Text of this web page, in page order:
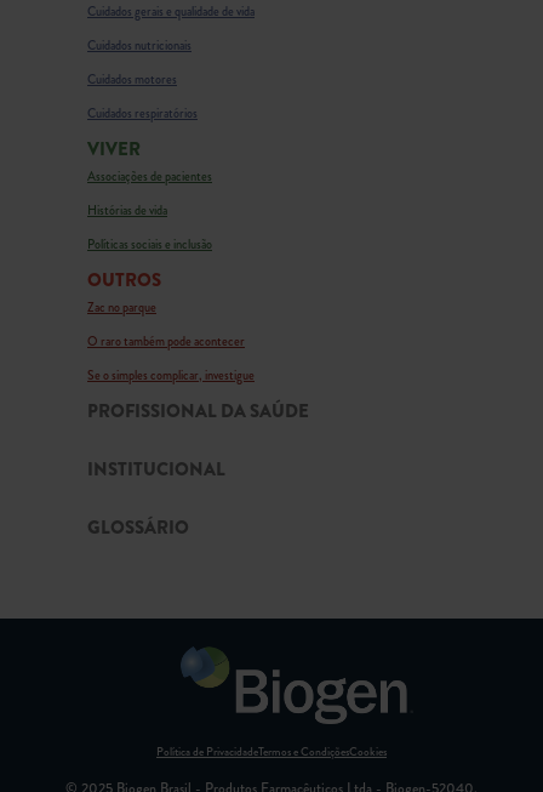
Cuidados gerais e qualidade de vida
Cuidados nutricionais
Cuidados motores
Cuidados respiratórios
VIVER
Associações de pacientes
Histórias de vida
Políticas sociais e inclusão
OUTROS
Zac no parque
O raro também pode acontecer
Se o simples complicar, investigue
PROFISSIONAL DA SAÚDE
INSTITUCIONAL
GLOSSÁRIO
Política de PrivacidadeTermos e CondiçõesCookies